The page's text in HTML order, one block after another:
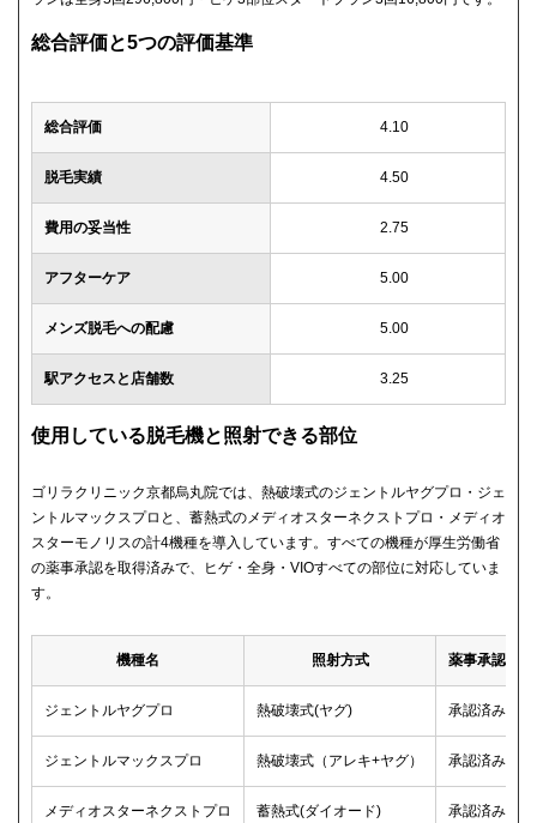
総合評価と5つの評価基準
総合評価 4.10
脱毛実績 4.50
費用の妥当性 2.75
アフターケア 5.00
メンズ脱毛への配慮 5.00
駅アクセスと店舗数 3.25
使用している脱毛機と照射できる部位
ゴリラクリニック京都烏丸院では、熱破壊式のジェントルヤグプロ・ジェ
ントルマックスプロと、蓄熱式のメディオスターネクストプロ・メディオ
スターモノリスの計4機種を導入しています。すべての機種が厚生労働省
の薬事承認を取得済みで、ヒゲ・全身・VIOすべての部位に対応していま
す。
機種名 照射方式 薬事承認
ジェントルヤグプロ 熱破壊式(ヤグ) 承認済み
ジェントルマックスプロ 熱破壊式（アレキ+ヤグ） 承認済み
メディオスターネクストプロ 蓄熱式(ダイオード) 承認済み